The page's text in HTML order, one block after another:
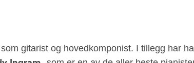
gitarist og hovedkomponist. I tillegg har